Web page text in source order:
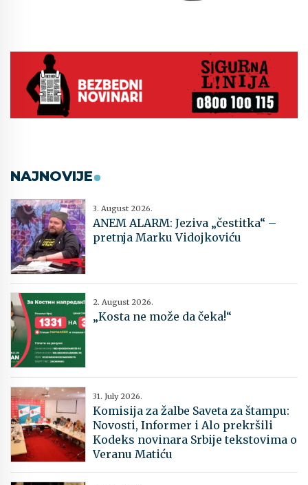
NAJNOVIJE
3. August 2026.
ANEM ALARM: Jeziva „čestitka“ –
pretnja Marku Vidojkoviću
2. August 2026.
„Kosta ne može da čeka!“
31. July 2026.
Komisija za žalbe Saveta za štampu:
Novosti, Informer i Alo prekršili
Kodeks novinara Srbije tekstovima o
Veranu Matiću